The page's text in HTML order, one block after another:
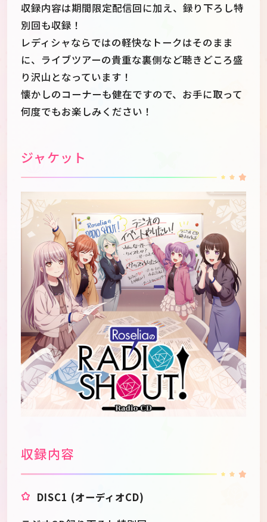
収録内容は期間限定配信回に加え、録り下ろし特
別回も収録！
レディシャならではの軽快なトークはそのまま
に、ライブツアーの貴重な裏側など聴きどころ盛
り沢山となっています！
懐かしのコーナーも健在ですので、お手に取って
何度でもお楽しみください！
ジャケット
収録内容
DISC1 (オーディオCD)